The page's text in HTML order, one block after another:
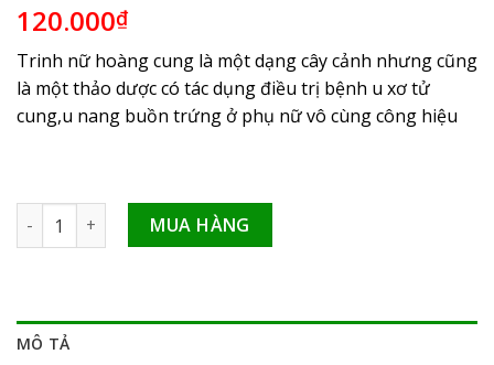
120.000₫
Trinh nữ hoàng cung là một dạng cây cảnh nhưng cũng
là một thảo dược có tác dụng điều trị bệnh u xơ tử
cung,u nang buồn trứng ở phụ nữ vô cùng công hiệu
Trinh nữ hoàng cung chữa u xơ tử cung số lượng
MUA HÀNG
MÔ TẢ